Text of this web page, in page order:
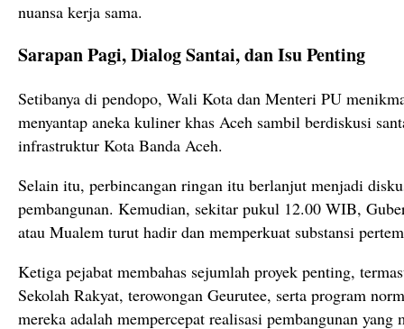
nuansa kerja sama.
Sarapan Pagi, Dialog Santai, dan Isu Penting
Setibanya di pendopo, Wali Kota dan Menteri PU
menyantap aneka kuliner khas Aceh sambil berdiskusi
infrastruktur Kota Banda Aceh.
Selain itu, perbincangan ringan itu berlanjut menjadi
pembangunan. Kemudian, sekitar pukul 12.00 WIB,
atau Mualem turut hadir dan memperkuat substansi
Ketiga pejabat membahas sejumlah proyek penting,
Sekolah Rakyat, terowongan Geurutee, serta program
mereka adalah mempercepat realisasi pembangunan yang